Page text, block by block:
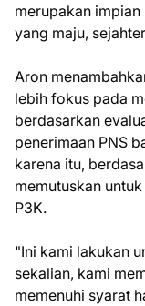
merupakan
yang maju,
Aron
lebih fokus pada
berdasarkan
penerimaan PNS
karena itu,
memutuskan
P3K.
"Ini kami lakukan
sekalian, kami
memenuhi syarat